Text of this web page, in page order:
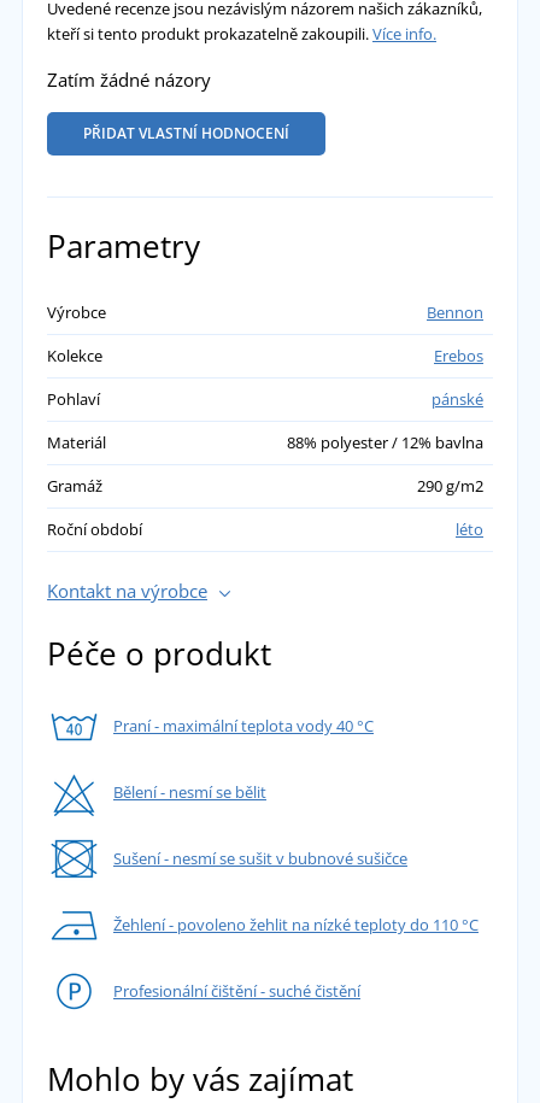
Uvedené recenze jsou nezávislým názorem našich zákazníků,
kteří si tento produkt prokazatelně zakoupili.Více info.
Zatím žádné názory
PŘIDAT VLASTNÍ HODNOCENÍ
Parametry
Výrobce
Bennon
Kolekce
Erebos
Pohlaví
pánské
Materiál
88% polyester / 12% bavlna
Gramáž
290 g/m2
Roční období
léto
Kontakt na výrobce
Péče o produkt
Praní - maximální teplota vody 40 °C
Bělení - nesmí se bělit
Sušení - nesmí se sušit v bubnové sušičce
Žehlení - povoleno žehlit na nízké teploty do 110 °C
Profesionální čištění - suché čistění
Mohlo by vás zajímat